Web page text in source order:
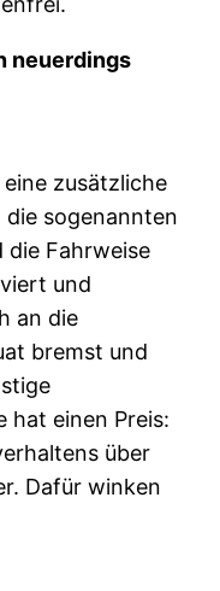
neuerdings
zusätzliche
sogenannten
die Fahrweise
und
an die
bremst und
hat einen Preis:
über
Dafür winken